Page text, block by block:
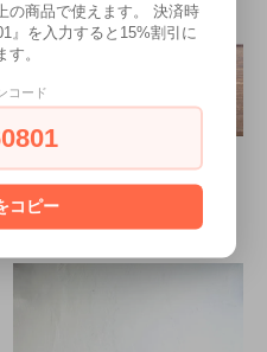
（3）
の商品で使えます。 決済時
』を入力すると15%割引に
す。
コード
コピー